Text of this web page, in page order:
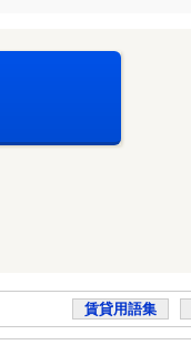
賃貸用語集